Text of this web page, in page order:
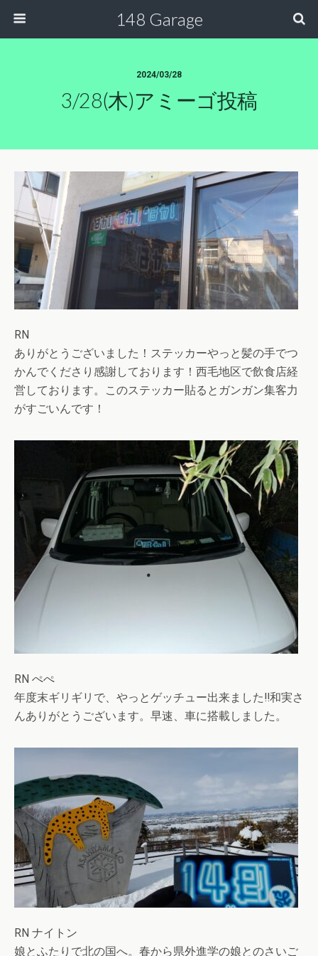
148 Garage
2024/03/28
3/28(木)アミーゴ投稿
RN
ありがとうございました！ステッカーやっと髪の手でつ
かんでくださり感謝しております！西毛地区で飲食店経
営しております。このステッカー貼るとガンガン集客力
がすごいんです！
RN ぺぺ
年度末ギリギリで、やっとゲッチュー出来ました‼︎和実さ
んありがとうございます。早速、車に搭載しました。
RN ナイトン
娘とふたりで北の国へ。春から県外進学の娘とのさいご